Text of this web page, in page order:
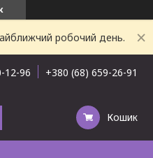
робочий день.
12-96 +380 (68) 659-26-91
Кошик